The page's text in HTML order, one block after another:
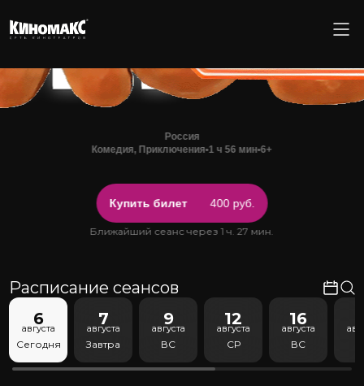
Россия
Комедия, Приключения•1 ч 56 мин•6+
Купить билет 400 руб.
Ближайший сеанс через 1 ч. 27 мин.
Расписание сеансов
6
августа
Сегодня
7
августа
Завтра
9
августа
ВС
12
августа
СР
16
августа
ВС